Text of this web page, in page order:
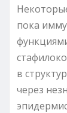
пока
в
через